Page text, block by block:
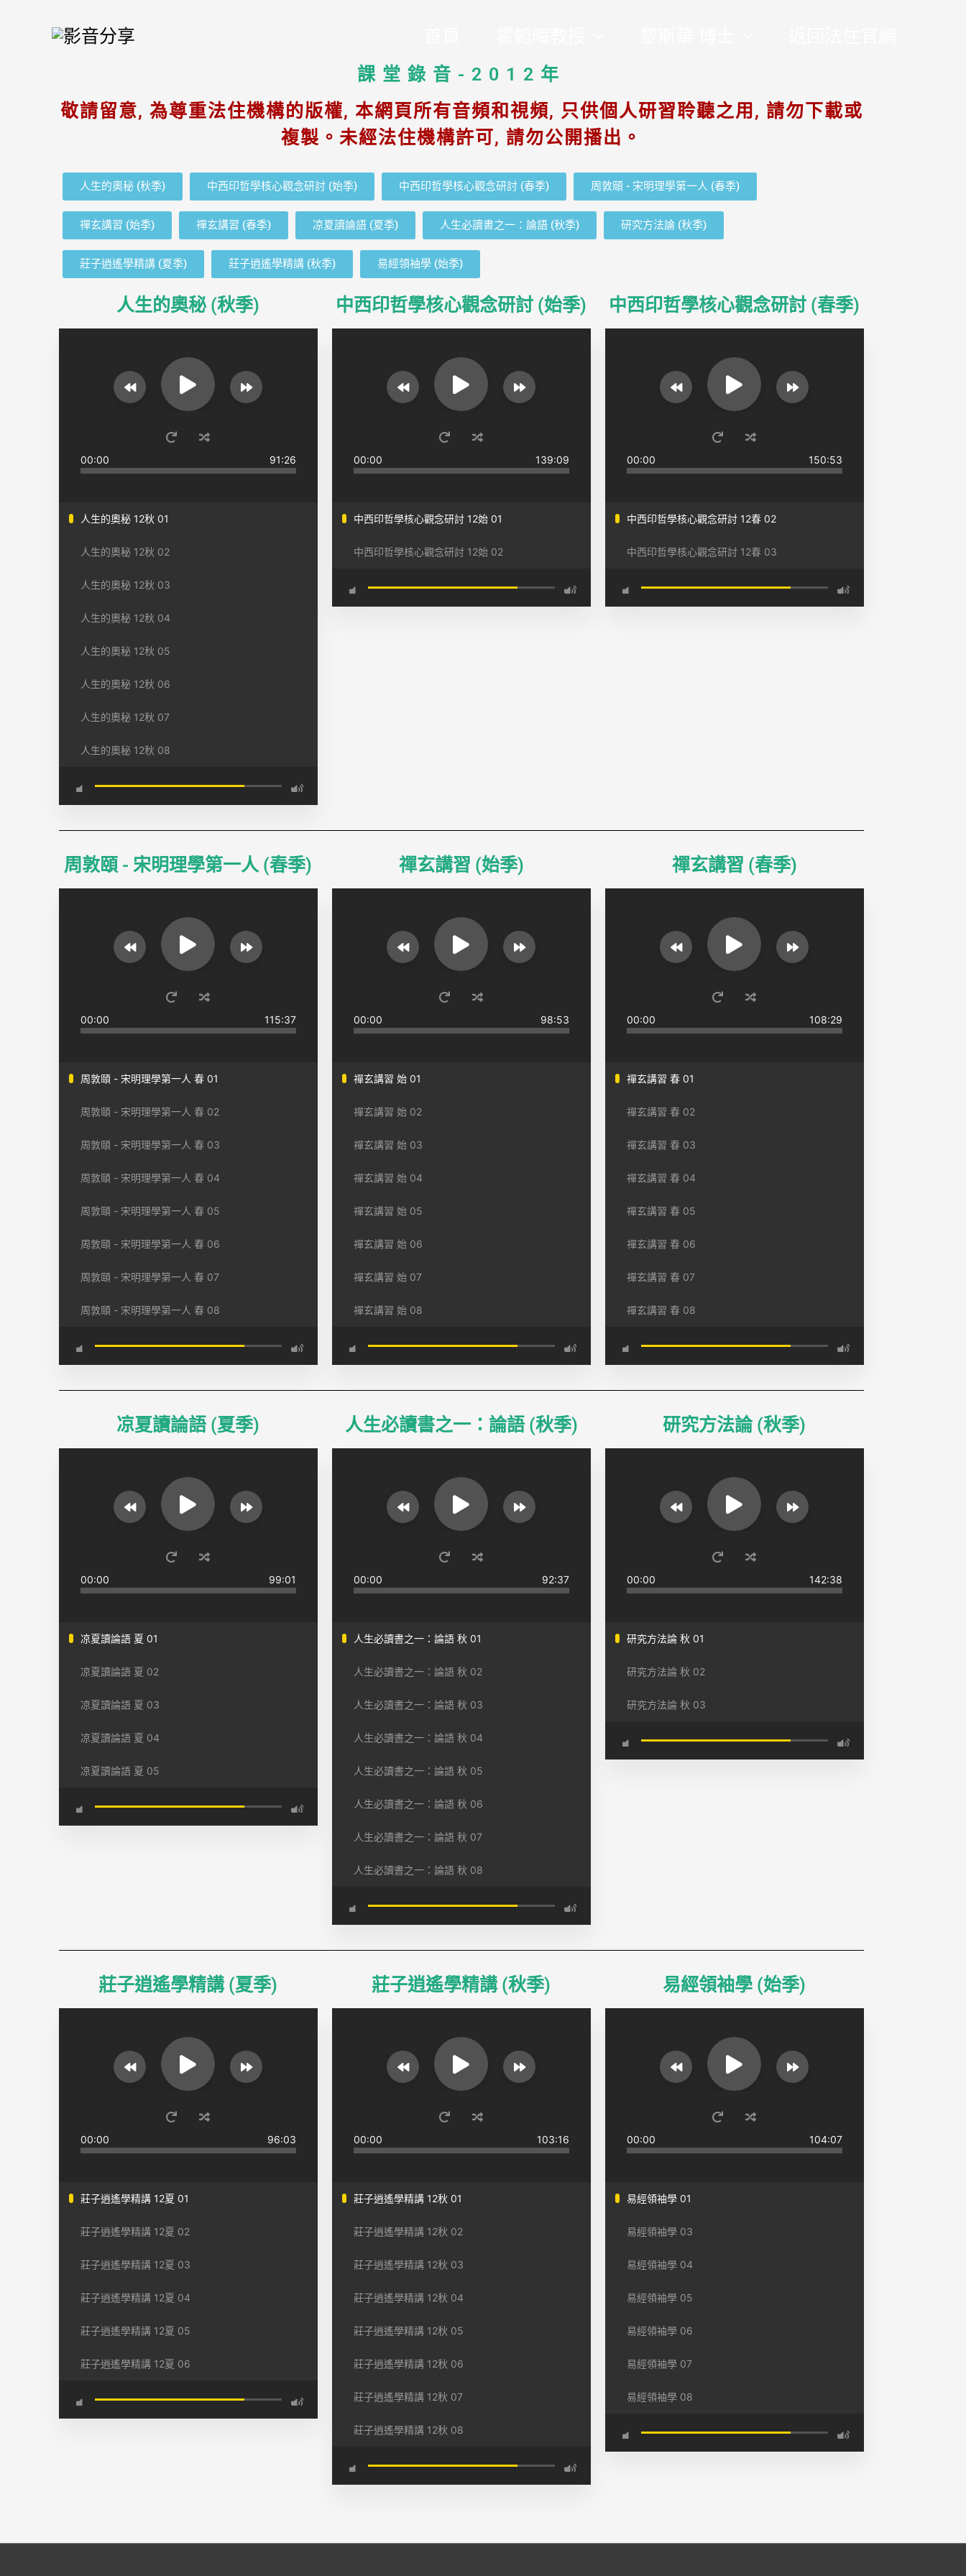
課堂錄音-2012年
敬請留意, 為尊重法住機構的版權, 本網頁所有音頻和視頻, 只供個人研習聆聽之用, 請勿下載或
複製。未經法住機構許可, 請勿公開播出。
人生的奧秘 (秋季) 中西印哲學核心觀念研討 (始季) 中西印哲學核心觀念研討 (春季) 周敦頤 - 宋明理學第一人 (春季)
禪玄講習 (始季) 禪玄講習 (春季) 凉夏讀論語 (夏季) 人生必讀書之一：論語 (秋季) 研究方法論 (秋季)
莊子逍遙學精講 (夏季) 莊子逍遙學精講 (秋季) 易經領袖學 (始季)
人生的奧秘 (秋季)
00:00 91:26
人生的奧秘 12秋 01
人生的奧秘 12秋 02
人生的奧秘 12秋 03
人生的奧秘 12秋 04
人生的奧秘 12秋 05
人生的奧秘 12秋 06
人生的奧秘 12秋 07
人生的奧秘 12秋 08
中西印哲學核心觀念研討 (始季)
00:00 139:09
中西印哲學核心觀念研討 12始 01
中西印哲學核心觀念研討 12始 02
中西印哲學核心觀念研討 (春季)
00:00 150:53
中西印哲學核心觀念研討 12春 02
中西印哲學核心觀念研討 12春 03
周敦頤 - 宋明理學第一人 (春季)
00:00 115:37
周敦頤 - 宋明理學第一人 春 01
周敦頤 - 宋明理學第一人 春 02
周敦頤 - 宋明理學第一人 春 03
周敦頤 - 宋明理學第一人 春 04
周敦頤 - 宋明理學第一人 春 05
周敦頤 - 宋明理學第一人 春 06
周敦頤 - 宋明理學第一人 春 07
周敦頤 - 宋明理學第一人 春 08
禪玄講習 (始季)
00:00 98:53
禪玄講習 始 01
禪玄講習 始 02
禪玄講習 始 03
禪玄講習 始 04
禪玄講習 始 05
禪玄講習 始 06
禪玄講習 始 07
禪玄講習 始 08
禪玄講習 (春季)
00:00 108:29
禪玄講習 春​ 01
禪玄講習 春​ 02
禪玄講習 春​ 03
禪玄講習 春​ 04
禪玄講習 春​ 05
禪玄講習 春​ 06
禪玄講習 春​ 07
禪玄講習 春​ 08
凉夏讀論語 (夏季)
00:00 99:01
凉夏讀論語 夏 01
凉夏讀論語 夏 02
凉夏讀論語 夏 03
凉夏讀論語 夏 04
凉夏讀論語 夏 05
人生必讀書之一：論語 (秋季)
00:00 92:37
人生必讀書之一：論語 秋 01
人生必讀書之一：論語 秋 02
人生必讀書之一：論語 秋 03
人生必讀書之一：論語 秋 04
人生必讀書之一：論語 秋 05
人生必讀書之一：論語 秋 06
人生必讀書之一：論語 秋 07
人生必讀書之一：論語 秋 08
研究方法論 (秋季)
00:00 142:38
研究方法論 秋 01
研究方法論 秋 02
研究方法論 秋 03
莊子逍遙學精講 (夏季)
00:00 96:03
莊子逍遙學精講 12夏 01
莊子逍遙學精講 12夏 02
莊子逍遙學精講 12夏 03
莊子逍遙學精講 12夏 04
莊子逍遙學精講 12夏 05
莊子逍遙學精講 12夏 06
莊子逍遙學精講 (秋季)
00:00 103:16
莊子逍遙學精講 12秋 01
莊子逍遙學精講 12秋 02
莊子逍遙學精講 12秋 03
莊子逍遙學精講 12秋 04
莊子逍遙學精講 12秋 05
莊子逍遙學精講 12秋 06
莊子逍遙學精講 12秋 07
莊子逍遙學精講 12秋 08
易經領袖學 (始季)
00:00 104:07
易經領袖學 01
易經領袖學 03
易經領袖學 04
易經領袖學 05
易經領袖學 06
易經領袖學 07
易經領袖學 08